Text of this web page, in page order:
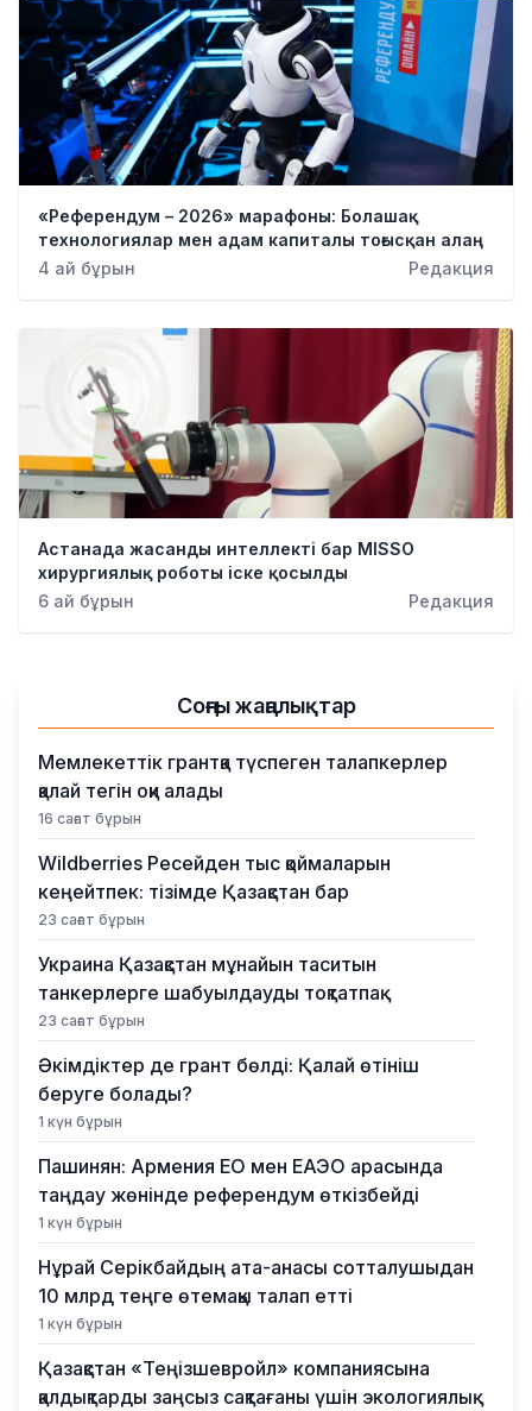
«Референдум – 2026» марафоны: Болашақ
технологиялар мен адам капиталы тоғысқан алаң
4 ай бұрын
Редакция
Астанада жасанды интеллекті бар MISSO
хирургиялық роботы іске қосылды
6 ай бұрын
Редакция
Соңғы жаңалықтар
Мемлекеттік грантқа түспеген талапкерлер
қалай тегін оқи алады
16 сағат бұрын
Wildberries Ресейден тыс қоймаларын
кеңейтпек: тізімде Қазақстан бар
23 сағат бұрын
Украина Қазақстан мұнайын таситын
танкерлерге шабуылдауды тоқтатпақ
23 сағат бұрын
Әкімдіктер де грант бөлді: Қалай өтініш
беруге болады?
1 күн бұрын
Пашинян: Армения ЕО мен ЕАЭО арасында
таңдау жөнінде референдум өткізбейді
1 күн бұрын
Нұрай Серікбайдың ата-анасы сотталушыдан
10 млрд теңге өтемақы талап етті
1 күн бұрын
Қазақстан «Теңізшевройл» компаниясына
қалдықтарды заңсыз сақтағаны үшін экологиялық